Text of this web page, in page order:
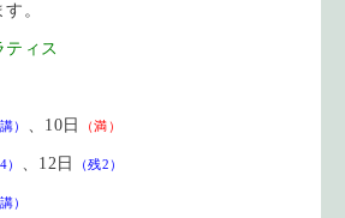
。
ィス
） 、10日 （満）
） 、12日 （残2）
）